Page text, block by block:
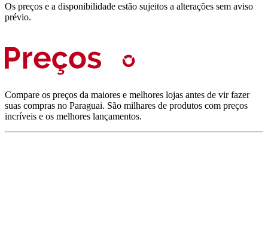
Os preços e a disponibilidade estão sujeitos a alterações sem aviso
prévio.
Compare os preços da maiores e melhores lojas antes de vir fazer
suas compras no Paraguai. São milhares de produtos com preços
incríveis e os melhores lançamentos.